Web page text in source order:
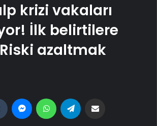
krizi vakaları
İlk belirtilere
azaltmak
Tumblr MessengerWhatsApp